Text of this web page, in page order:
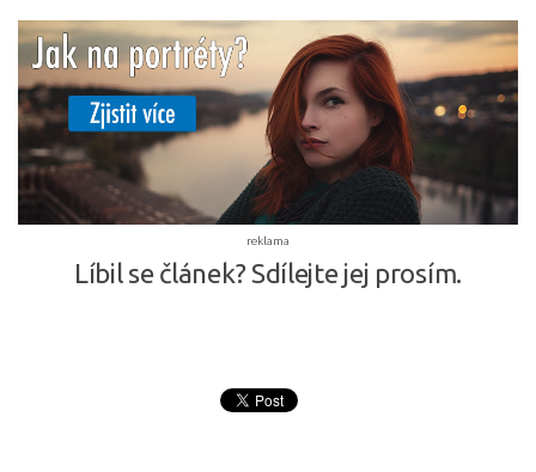
reklama
Líbil se článek? Sdílejte jej prosím.